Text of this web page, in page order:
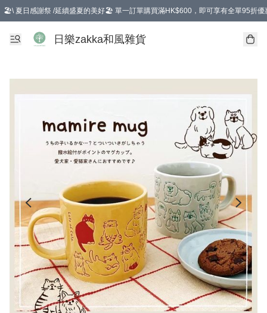
🏖️\ 夏日感謝祭 /延續盛夏的美好🏖️ 單一訂單購買滿HK$600，即可享有全單95折優
選擇GoGoX住宅/工商地址配送，單一訂單消費購物滿HK$680(折扣後），可享有
日樂zakka和風雜貨